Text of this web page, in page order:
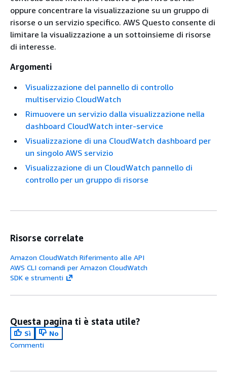
oppure concentrare la visualizzazione su un gruppo di
risorse o un servizio specifico. AWS Questo consente di
limitare la visualizzazione a un sottoinsieme di risorse
di interesse.
Argomenti
Visualizzazione del pannello di controllo
multiservizio CloudWatch
Rimuovere un servizio dalla visualizzazione nella
dashboard CloudWatch inter-service
Visualizzazione di una CloudWatch dashboard per
un singolo AWS servizio
Visualizzazione di un CloudWatch pannello di
controllo per un gruppo di risorse
Risorse correlate
Amazon CloudWatch Riferimento alle API
AWS CLI comandi per Amazon CloudWatch
SDK e strumenti
Questa pagina ti è stata utile?
Sì
No
Commenti